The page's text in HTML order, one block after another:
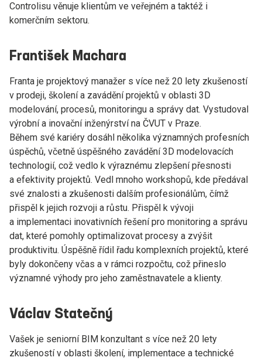
Controlisu věnuje klientům ve veřejném a taktéž i
komerčním sektoru.
František Machara
Franta je projektový manažer s více než 20 lety zkušeností
v prodeji, školení a zavádění projektů v oblasti 3D
modelování, procesů, monitoringu a správy dat. Vystudoval
výrobní a inovační inženýrství na ČVUT v Praze.
Během své kariéry dosáhl několika významných profesních
úspěchů, včetně úspěšného zavádění 3D modelovacích
technologií, což vedlo k výraznému zlepšení přesnosti
a efektivity projektů. Vedl mnoho workshopů, kde předával
své znalosti a zkušenosti dalším profesionálům, čímž
přispěl k jejich rozvoji a růstu. Přispěl k vývoji
a implementaci inovativních řešení pro monitoring a správu
dat, které pomohly optimalizovat procesy a zvýšit
produktivitu. Úspěšně řídil řadu komplexních projektů, které
byly dokončeny včas a v rámci rozpočtu, což přineslo
významné výhody pro jeho zaměstnavatele a klienty.
Václav Statečný
Vašek je seniorní BIM konzultant s více než 20 lety
zkušeností v oblasti školení, implementace a technické